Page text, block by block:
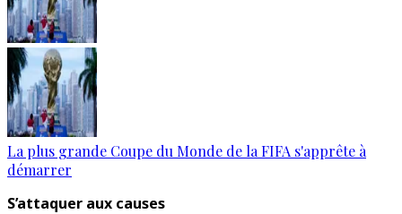
La plus grande Coupe du Monde de la FIFA s'apprête à
démarrer
S’attaquer aux causes